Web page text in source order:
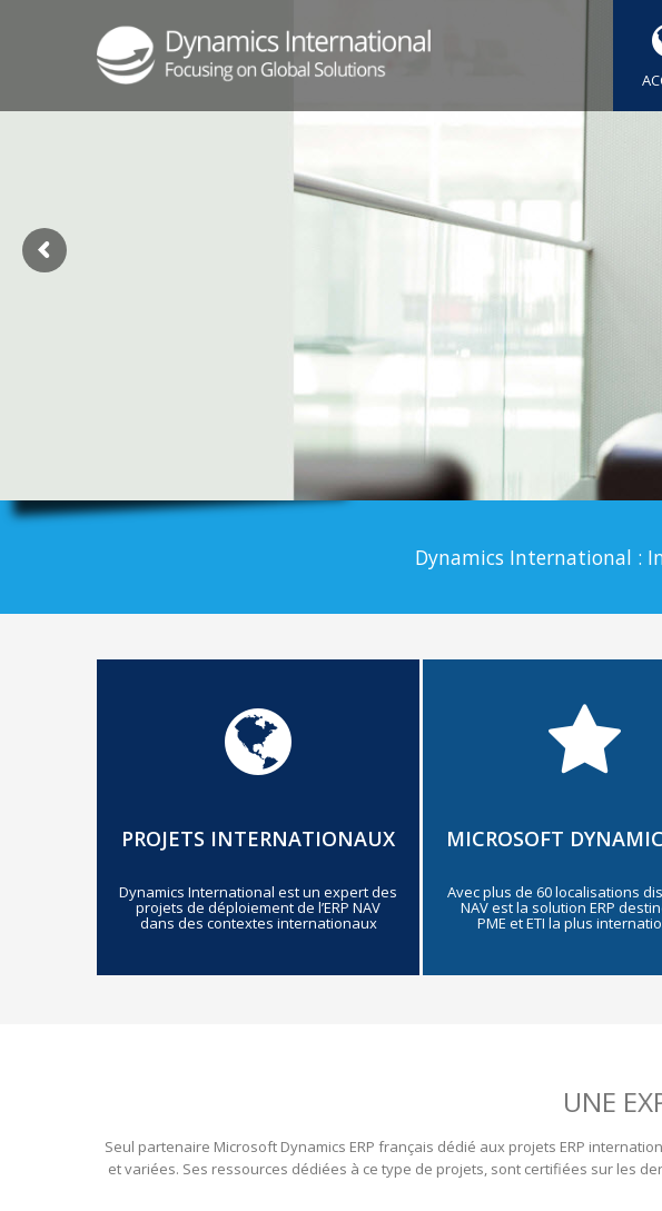
+250 Projets
Dynamics International :
PROJETS INTERNATIONAUX
Dynamics International est un expert des
projets de déploiement de l’ERP NAV
dans des contextes internationaux
MICROSOFT
Avec plus de 60 localisations
NAV est la solution ERP
PME et ETI la plus
UNE
Seul partenaire Microsoft Dynamics ERP français dédié aux projets ERP
et variées. Ses ressources dédiées à ce type de projets, sont certifiées sur les